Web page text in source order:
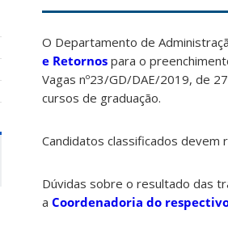
O Departamento de
e Retornos para o
Vagas nº23/GD/DAE/2019, de
cursos de graduação.
Candidatos classificados devem
Dúvidas sobre o resultado das
a Coordenadoria do